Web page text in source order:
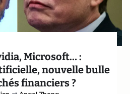
Microsoft… :
nouvelle bulle
financiers ?